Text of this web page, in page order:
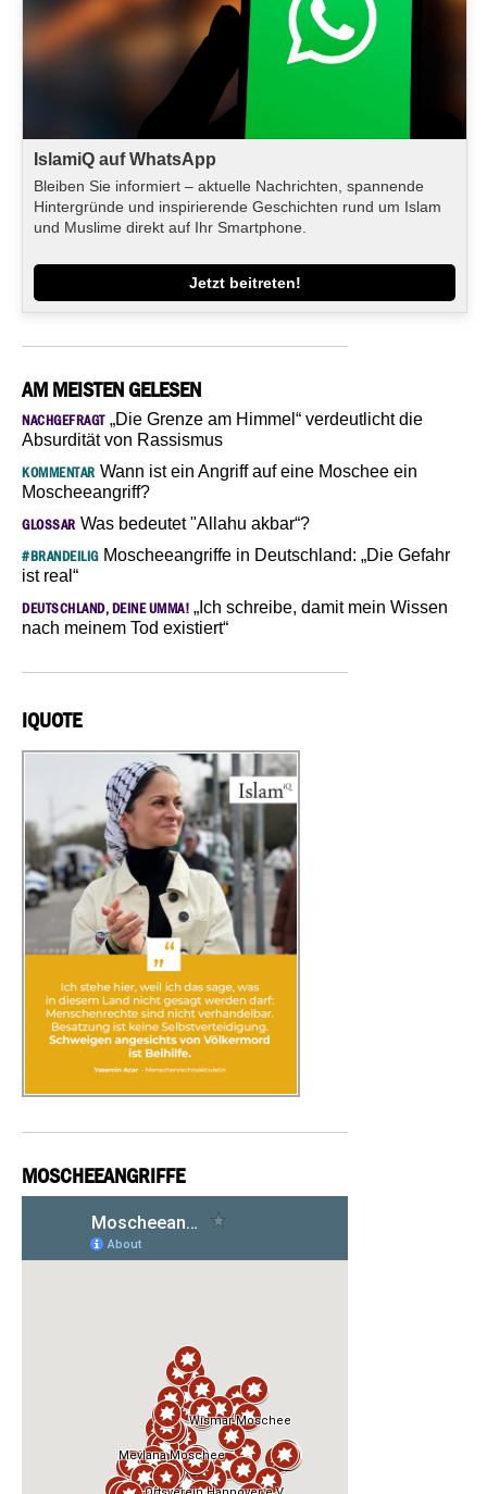
IslamiQ auf WhatsApp
Bleiben Sie informiert – aktuelle Nachrichten, spannende
Hintergründe und inspirierende Geschichten rund um Islam
und Muslime direkt auf Ihr Smartphone.
Jetzt beitreten!
AM MEISTEN GELESEN
NACHGEFRAGT„Die Grenze am Himmel“ verdeutlicht die
Absurdität von Rassismus
KOMMENTAR Wann ist ein Angriff auf eine Moschee ein
Moscheeangriff?
GLOSSAR Was bedeutet "Allahu akbar“?
#BRANDEILIGMoscheeangriffe in Deutschland: „Die Gefahr
ist real“
DEUTSCHLAND, DEINE UMMA! „Ich schreibe, damit mein Wissen
nach meinem Tod existiert“
IQUOTE
MOSCHEEANGRIFFE